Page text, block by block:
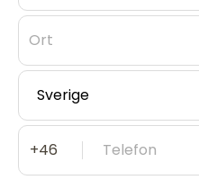
Ort
Telefon